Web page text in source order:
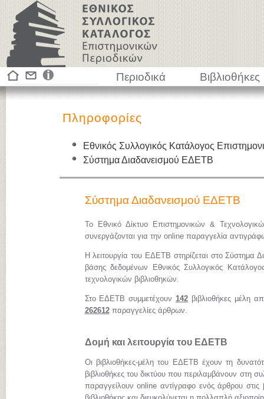
Περιοδικά Βιβλιοθήκες
Πληροφορίες
Εθνικός Συλλογικός Κατάλογος
Σύστημα Διαδανεισμού ΕΔΕΤΒ
Σύστημα Διαδανεισμού ΕΔΕΤΒ
Το Εθνικό Δίκτυο Επιστημονικών &
συνεργάζονται για την online παραγγελία
Η λειτουργία του ΕΔΕΤΒ στηρίζεται στο Σύστημα
βάσης δεδομένων Εθνικός Συλλογικός
τεχνολογικών βιβλιοθηκών.
Στο ΕΔΕΤΒ συμμετέχουν142 βιβλιοθήκες μέλη
262612παραγγελίες άρθρων.
Δομή και λειτουργία του ΕΔΕΤΒ
Οι βιβλιοθήκες-μέλη του ΕΔΕΤΒ έχουν τη
βιβλιοθήκες του δικτύου που περιλαμβάνουν στη
παραγγείλουν online αντίγραφο ενός άρθρου στις